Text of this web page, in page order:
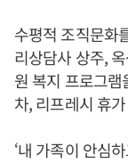
수평적 조직문화
리상담사 상주,
원 복지 프로그
차, 리프레시 휴
‘내 가족이 안심